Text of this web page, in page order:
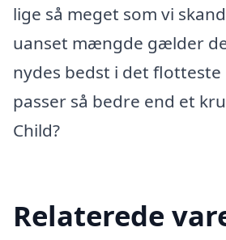
lige så meget som vi
uanset mængde gælder
nydes bedst i det flotteste
passer så bedre end et
Child?
Relaterede